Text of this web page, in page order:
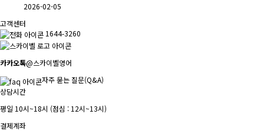
2026-02-05
고객센터
1644-3260
카카오톡@스카이벨영어
자주 묻는 질문(Q&A)
상담시간
평일 10시~18시 (점심 : 12시~13시)
결제계좌